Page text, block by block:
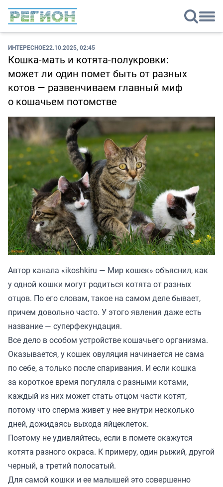
ИНТЕРЕСНОЕ22.10.2025, 02:45
Кошка-мать и котята-полукровки:
может ли один помет быть от разных
котов — развенчиваем главный миф
о кошачьем потомстве
Автор канала «ikoshkiru — Мир кошек» объяснил, как
у одной кошки могут родиться котята от разных
отцов. По его словам, такое на самом деле бывает,
причем довольно часто. У этого явления даже есть
название — суперфекундация.
Все дело в особом устройстве кошачьего организма.
Оказывается, у кошек овуляция начинается не сама
по себе, а только после спаривания. И если кошка
за короткое время погуляла с разными котами,
каждый из них может стать отцом части котят,
потому что сперма живет у нее внутри несколько
дней, дожидаясь выхода яйцеклеток.
Поэтому не удивляйтесь, если в помете окажутся
котята разного окраса. К примеру, один рыжий, другой
черный, а третий полосатый.
Для самой кошки и ее малышей это совершенно